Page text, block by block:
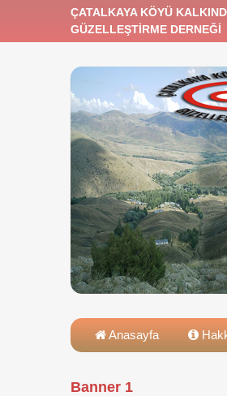
ÇATALKAYA KÖYÜ
GÜZELLEŞTİRME DERNEĞİ
Anasayfa
Banner 1